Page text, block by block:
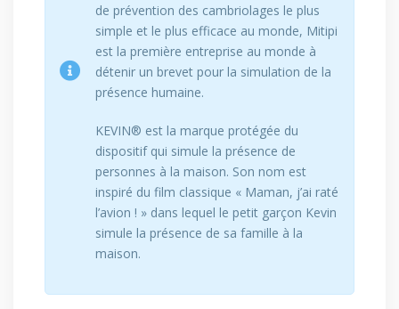
de prévention des cambriolages le plus
simple et le plus efficace au monde, Mitipi
est la première entreprise au monde à
détenir un brevet pour la simulation de la
présence humaine.
KEVIN® est la marque protégée du
dispositif qui simule la présence de
personnes à la maison. Son nom est
inspiré du film classique « Maman, j’ai raté
l’avion ! » dans lequel le petit garçon Kevin
simule la présence de sa famille à la
maison.